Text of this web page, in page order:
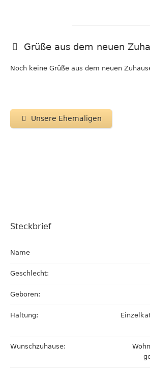
Grüße aus dem neuen
Noch keine Grüße aus dem neuen
Unsere Ehemaligen
Steckbrief
Name
Geschlecht:
Geboren:
Haltung:
Wunschzuhause: